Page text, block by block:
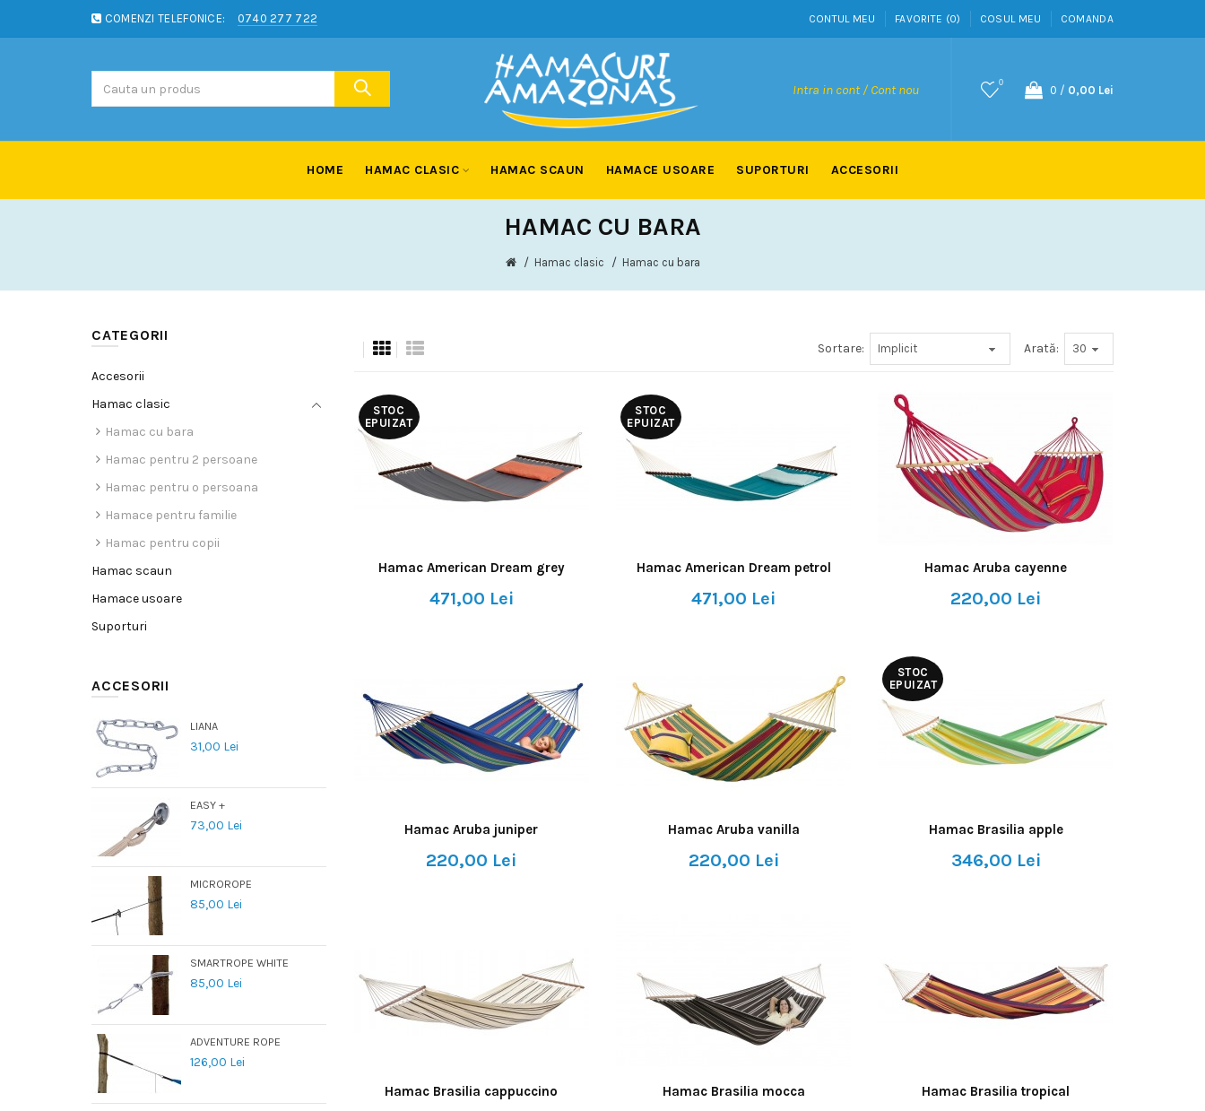
COMENZI TELEFONICE: 0740 277 722 CONTUL MEU FAVORITE (0) COSUL MEU COMANDA
Intra in cont / Cont nou 0
0 / 0,00 Lei
HOME HAMAC CLASIC HAMAC SCAUN HAMACE USOARE SUPORTURI ACCESORII
HAMAC CU BARA
Hamac clasic Hamac cu bara
CATEGORII
Accesorii
Hamac clasic
Hamac cu bara
Hamac pentru 2 persoane
Hamac pentru o persoana
Hamace pentru familie
Hamac pentru copii
Hamac scaun
Hamace usoare
Suporturi
ACCESORII
LIANA
31,00 Lei
EASY +
73,00 Lei
MICROROPE
85,00 Lei
SMARTROPE WHITE
85,00 Lei
ADVENTURE ROPE
126,00 Lei
Sortare: Arată:
STOC
EPUIZAT
Hamac American Dream grey
471,00 Lei
STOC
EPUIZAT
Hamac American Dream petrol
471,00 Lei
Hamac Aruba cayenne
220,00 Lei
Hamac Aruba juniper
220,00 Lei
Hamac Aruba vanilla
220,00 Lei
STOC
EPUIZAT
Hamac Brasilia apple
346,00 Lei
Hamac Brasilia cappuccino Hamac Brasilia mocca Hamac Brasilia tropical